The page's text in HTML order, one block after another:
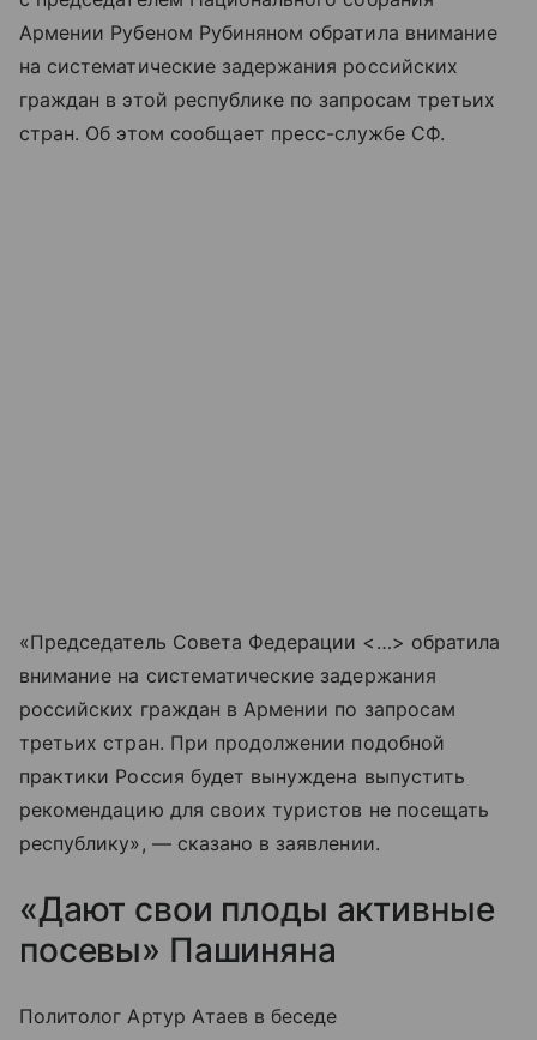
Армении Рубеном Рубиняном обратила внимание
на систематические задержания российских
граждан в этой республике по запросам третьих
стран. Об этом сообщает пресс-службе СФ.
«Председатель Совета Федерации <…> обратила
внимание на систематические задержания
российских граждан в Армении по запросам
третьих стран. При продолжении подобной
практики Россия будет вынуждена выпустить
рекомендацию для своих туристов не посещать
республику», — сказано в заявлении.
«Дают свои плоды активные
посевы» Пашиняна
Политолог Артур Атаев в беседе